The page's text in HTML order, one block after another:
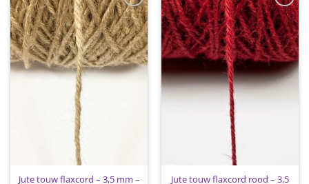
Toevoegen
aan
wenslijst
Jute touw flaxcord – 3,5 mm –
Toevoegen
aan
wenslijst
Jute touw flaxcord rood – 3,5